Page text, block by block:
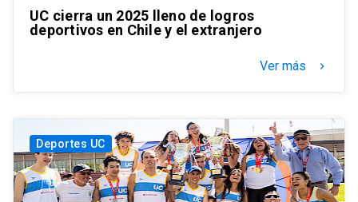
UC cierra un 2025 lleno de logros
deportivos en Chile y el extranjero
Ver más keyboard_arrow_right
Deportes UC